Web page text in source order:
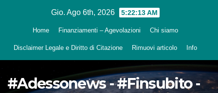
Gio. Ago 6th, 2026 5:22:14 AM
Home Finanziamenti – Agevolazioni Chi siamo
Disclaimer Legale e Diritto di Citazione Rimuovi articolo Info
#Adessonews - #Finsubito -